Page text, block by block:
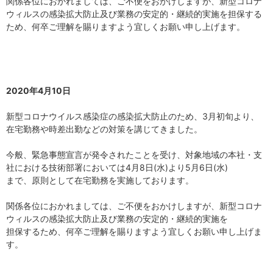
ウィルスの感染拡大防止及び業務の安定的・継続的実施を担保する
ため、何卒ご理解を賜りますよう宜しくお願い申し上げます。
2020年4月10日
新型コロナウイルス感染症の感染拡大防止のため、3月初旬より、
在宅勤務や時差出勤などの対策を講じてきました。
今般、緊急事態宣言が発令されたことを受け、対象地域の本社・支
社における技術部署においては4月8日(水)より5月6日(水)
まで、原則として在宅勤務を実施しております。
関係各位におかれましては、ご不便をおかけしますが、新型コロナ
ウィルスの感染拡大防止及び業務の安定的・継続的実施を
担保するため、何卒ご理解を賜りますよう宜しくお願い申し上げま
す。